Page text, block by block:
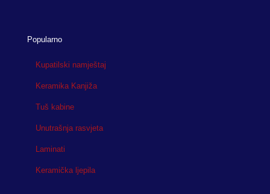
Popularno
Kupatilski namještaj
Keramika Kanjiža
Tuš kabine
Unutrašnja rasvjeta
Laminati
Keramička ljepila